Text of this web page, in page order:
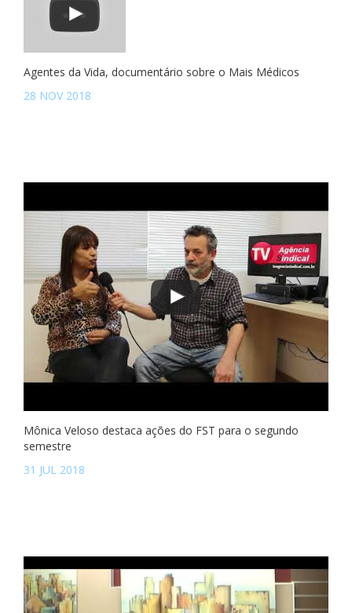
Agentes da Vida, documentário sobre o Mais Médicos
28 NOV 2018
Mônica Veloso destaca ações do FST para o segundo
semestre
31 JUL 2018